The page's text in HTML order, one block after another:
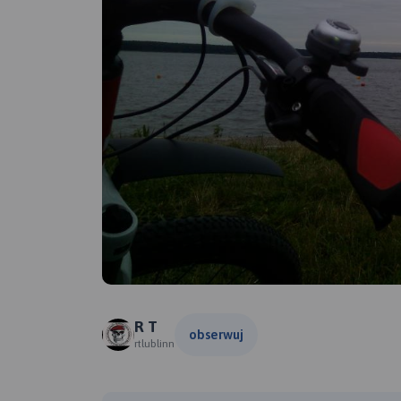
R T
rtlublinn
obserwuj